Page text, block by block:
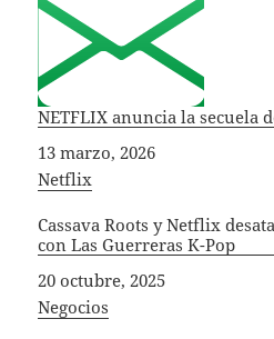
NETFLIX anuncia la secuela
Fecha
13 marzo, 2026
In relation to
Netflix
Cassava Roots y Netflix
con Las Guerreras K-Pop
Fecha
20 octubre, 2025
In relation to
Negocios